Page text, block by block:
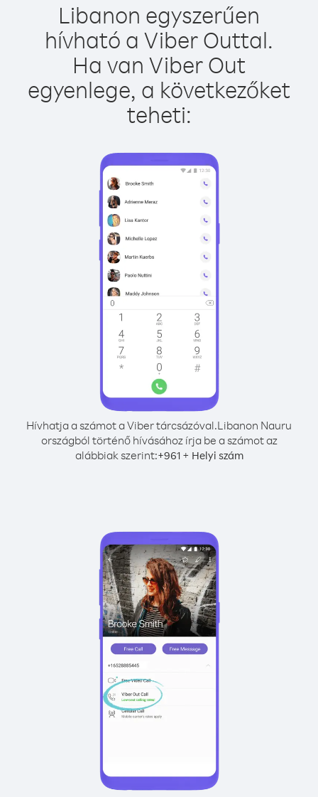
Libanon egyszerűen
hívható a Viber Outtal.
Ha van Viber Out
egyenlege, a következőket
teheti:
Hívhatja a számot a Viber tárcsázóval.Libanon Nauru
országból történő hívásához írja be a számot az
alábbiak szerint:+961+ Helyi szám